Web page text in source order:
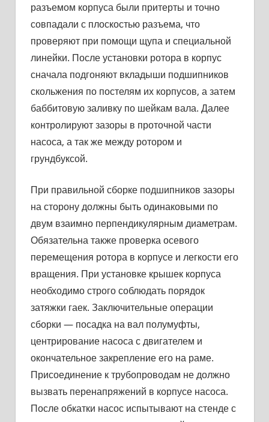
разъемом корпуса были притерты и точно
совпадали с плоскостью разъема, что
проверяют при по­мощи щупа и специальной
линейки. После установки ротора в кор­пус
сначала подгоняют вкладыши подшипников
скольжения по постелям их корпусов, а затем
баббитовую заливку по шейкам вала. Далее
контролируют зазоры в проточной части
насоса, а так же между ротором и
грундбуксой.
При правильной сборке подшипников зазоры
на сторону должны быть одинаковыми по
двум взаимно перпендикулярным диаметрам.
Обязательна также проверка осевого
перемещения ротора в корпусе и легкости его
вращения. При установке крышек корпуса
необходимо строго соблюдать порядок
затяжки гаек. Заключительные операции
сборки — посадка на вал полумуфты,
центрирование насоса с двигателем и
окончательное закрепление его на раме.
Присоединение к трубопроводам не должно
выз­вать перенапряжений в корпусе насоса.
После обкатки насос ис­пытывают на стенде с